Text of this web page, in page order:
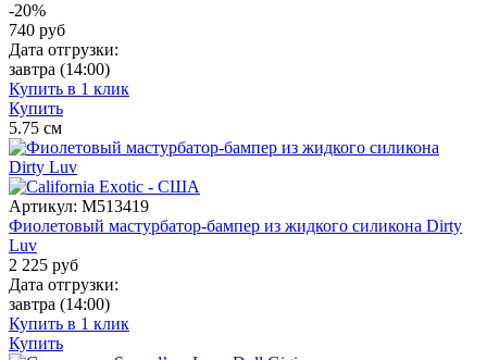
-20%
740 руб
Дата отгрузки:
завтра (14:00)
Купить в 1 клик
Купить
5.75 см
Артикул: M513419
Фиолетовый мастурбатор-бампер из жидкого силикона Dirty
Luv
2 225 руб
Дата отгрузки:
завтра (14:00)
Купить в 1 клик
Купить